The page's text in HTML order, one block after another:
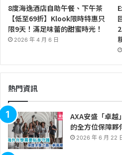
8度海逸酒店自助午餐、下午茶
【低至69折】Klook限時特惠只
限9天！滿足味蕾的甜蜜時光！
2026 年 4 月 6 日
熱門資訊
AXA安盛「卓越
的全方位保障夥
2026 年 6 月 22